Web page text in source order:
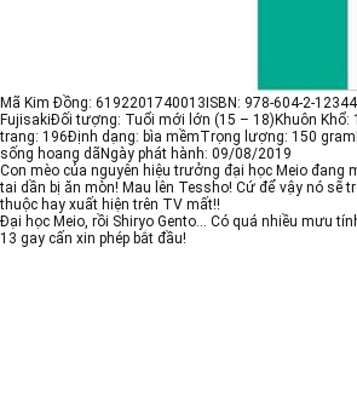
Mã Kim Đồng: 6192201740013 ISBN: 978-604-2-
FujisakiĐối tượng: Tuổi mới lớn (15 – 18) Khuôn Khổ:
trang: 196Định dạng: bìa mềmTrọng lượng: 150 gram
sống hoang dã Ngày phát hành: 09/08/2019
Con mèo của nguyên hiệu trưởng đại học Meio đang
tai dần bị ăn mòn! Mau lên Tessho! Cứ để vậy nó sẽ
thuộc hay xuất hiện trên TV mất!!
Đại học Meio, rồi Shiryo Gento… Có quá nhiều mưu
13 gay cấn xin phép bắt đầu!